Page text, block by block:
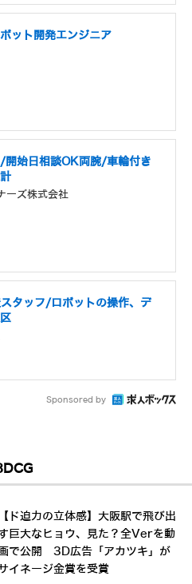
ット開発エンジニア
開始日相談OK両腕/車輪付き
ーズ株式会社
タッフ/ロボットの操作、デ
Sponsored by
【ド迫力の立体感】大阪駅で飛び出
巨大なヒョウ、見た？全Verを動
で公開 3D広告「アカツキ」が
イネージ金賞を受賞